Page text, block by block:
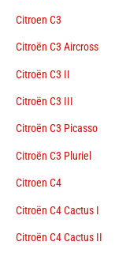
Citroen C3
Citroën C3 Aircross
Citroën C3 II
Citroën C3 III
Citroën C3 Picasso
Citroën C3 Pluriel
Citroen C4
Citroën C4 Cactus I
Citroën C4 Cactus II